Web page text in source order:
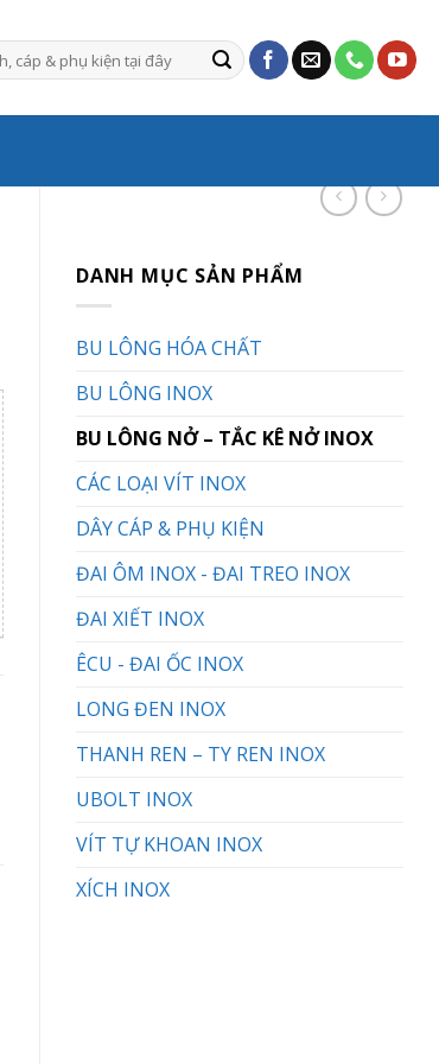
DANH MỤC SẢN PHẨM
BU LÔNG HÓA CHẤT
BU LÔNG INOX
BU LÔNG NỞ – TẮC KÊ NỞ INOX
CÁC LOẠI VÍT INOX
DÂY CÁP & PHỤ KIỆN
ĐAI ÔM INOX - ĐAI TREO INOX
ĐAI XIẾT INOX
ÊCU - ĐAI ỐC INOX
LONG ĐEN INOX
THANH REN – TY REN INOX
UBOLT INOX
VÍT TỰ KHOAN INOX
XÍCH INOX